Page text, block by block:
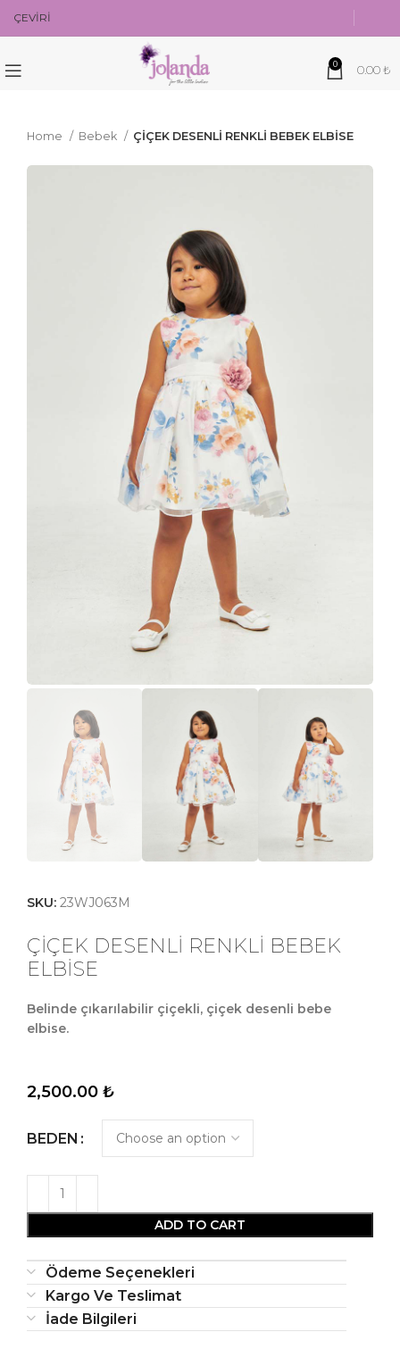
ÇEVİRİ
0 0.00₺
Home Bebek ÇİÇEK DESENLİ RENKLİ BEBEK ELBİSE
SKU: 23WJ063M
ÇİÇEK DESENLİ RENKLİ BEBEK
ELBİSE
Belinde çıkarılabilir çiçekli, çiçek desenli bebe
elbise.
2,500.00 ₺
BEDEN
ADD TO CART
Ödeme Seçenekleri
Kargo Ve Teslimat
İade Bilgileri